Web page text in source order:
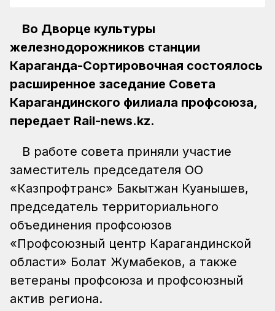
Во Дворце культуры
железнодорожников станции
Караганда-Сортировочная состоялось
расширенное заседание Совета
Карагандинского филиала профсоюза,
передает Rail-news.kz.
В работе совета приняли участие
заместитель председателя ОО
«Казпрофтранс» Бакытжан Куанышев,
председатель территориального
объединения профсоюзов
«Профсоюзный центр Карагандинской
области» Болат Жумабеков, а также
ветераны профсоюза и профсоюзный
актив региона.